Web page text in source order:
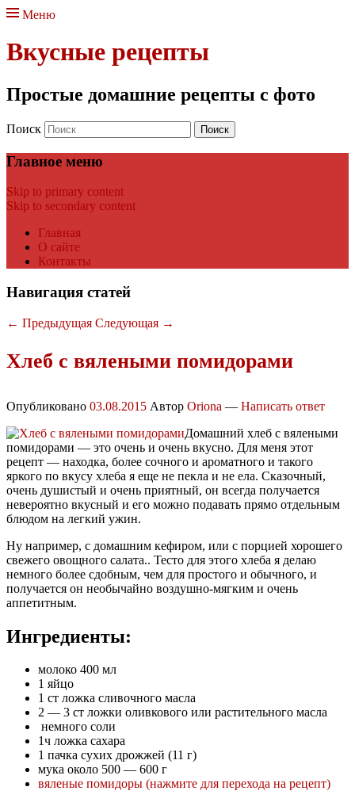
Меню
Вкусные рецепты
Простые домашние рецепты с фото
Поиск
Главное меню
Skip to primary content
Skip to secondary content
Главная
О сайте
Контакты
Навигация статей
← Предыдущая Следующая →
Хлеб с вялеными помидорами
Опубликовано 03.08.2015 Автор Oriona — Написать ответ
Домашний хлеб с вялеными
помидорами — это очень и очень вкусно. Для меня этот
рецепт — находка, более сочного и ароматного и такого
яркого по вкусу хлеба я еще не пекла и не ела. Сказочный,
очень душистый и очень приятный, он всегда получается
невероятно вкусный и его можно подавать прямо отдельным
блюдом на легкий ужин.
Ну например, с домашним кефиром, или с порцией хорошего
свежего овощного салата.. Тесто для этого хлеба я делаю
немного более сдобным, чем для простого и обычного, и
получается он необычайно воздушно-мягким и очень
аппетитным.
Ингредиенты:
молоко 400 мл
1 яйцо
1 ст ложка сливочного масла
2 — 3 ст ложки оливкового или растительного масла
немного соли
1ч ложка сахара
1 пачка сухих дрожжей (11 г)
мука около 500 — 600 г
вяленые помидоры (нажмите для перехода на рецепт)